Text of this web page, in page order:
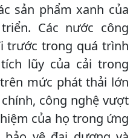
sản phẩm xanh của
Các nước công
trước trong quá trình
lũy của cải trong
mức phát thải lớn
công nghệ vượt
của họ trong ứng